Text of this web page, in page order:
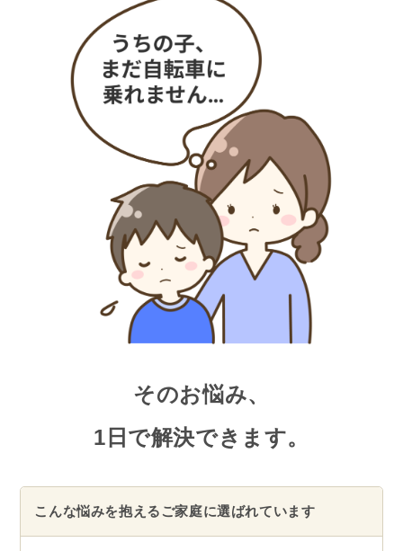
そのお悩み、
1日で解決できます。
こんな悩みを抱えるご家庭に選ばれています